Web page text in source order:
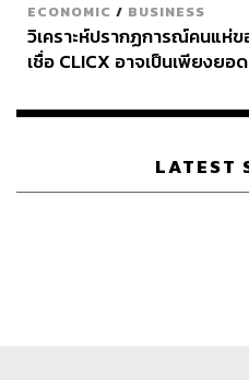
พิสูจน์อักษร: พรนภัส ชำนาญค้า
TAGS: กลุ่มเสื้อเหลือง ผู้ชุมนุม
เพนกวิน-พริษฐ์ ชิวารักษ์
ECONOMIC / BUSINESS
วิเคราะห์ปรากฏการณ์คนแห่
เชื่อ CLICX อาจเป็นเพียงยอด
เรือนไทยที่ถูกซุกไว้
LATEST